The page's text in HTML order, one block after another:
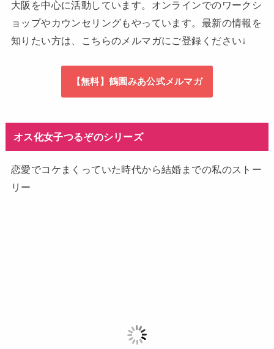
大阪を中心に活動しています。オンラインでのワークシ
ョップやカウンセリングもやっています。最新の情報を
知りたい方は、こちらのメルマガにご登録ください↓
【無料】鶴園みあ公式メルマガ
オス化女子つるぞのシリーズ
恋愛でコケまくっていた時代から結婚までの私のストー
リー